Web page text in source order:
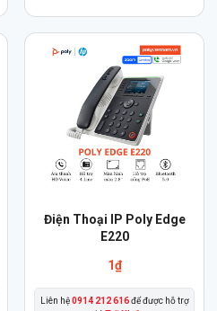
Điện Thoại IP Poly Edge
E220
1₫
Liên hệ0914 212 616để được hỗ trợ